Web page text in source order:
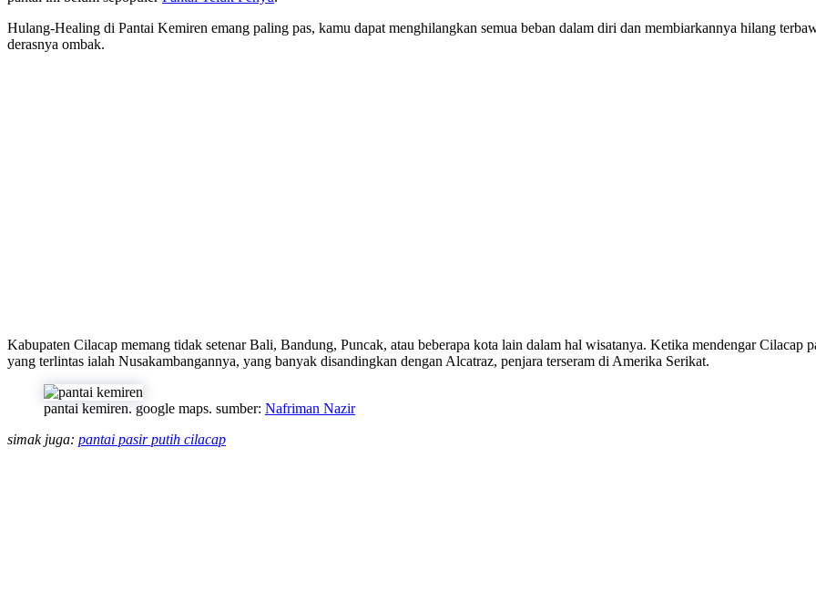
Hulang-Healing di Pantai Kemiren emang paling pas, kamu dapat menghilangkan semua beban dalam diri dan membiarkannya hilang
derasnya ombak.
Kabupaten Cilacap memang tidak setenar Bali, Bandung, Puncak, atau beberapa kota lain dalam hal wisatanya. Ketika mendengar Cilacap
yang terlintas ialah Nusakambangannya, yang banyak disandingkan dengan Alcatraz, penjara terseram di Amerika Serikat.
pantai kemiren. google maps. sumber: Nafriman Nazir
simak juga: pantai pasir putih cilacap